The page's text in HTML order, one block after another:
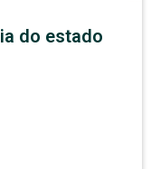
do estado